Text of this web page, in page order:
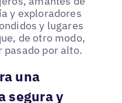
y exploradores
y lugares
de otro modo,
pasado por alto.
una
segura y